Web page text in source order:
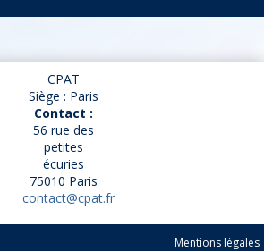
CPAT
Siège : Paris
Contact :
56 rue des
petites
écuries
75010 Paris
contact@cpat.fr
Mentions légales